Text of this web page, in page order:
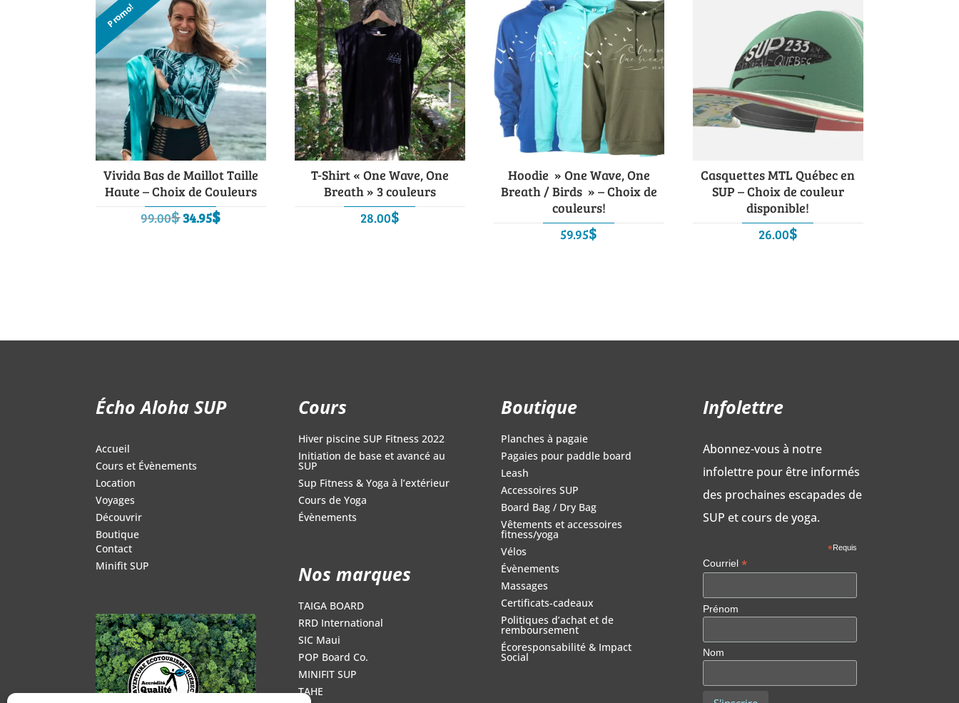
Promo!
Vivida Bas de Maillot Taille
Haute – Choix de Couleurs
99.00$Le
34.95$Le
T-Shirt « One Wave, One
Breath » 3 couleurs
28.00$
Hoodie » One Wave, One
Breath / Birds » – Choix de
couleurs!
59.95$
Casquettes MTL Québec en
SUP – Choix de couleur
disponible!
26.00$
Écho Aloha SUP
Accueil
Cours et Évènements
Location
Voyages
Découvrir
Boutique
Contact
Minifit SUP
Cours
Hiver piscine SUP Fitness 2022
Initiation de base et avancé au
SUP
Sup Fitness & Yoga à l’extérieur
Cours de Yoga
Évènements
Nos marques
TAIGA BOARD
RRD International
SIC Maui
POP Board Co.
MINIFIT SUP
TAHE
Boutique
Planches à pagaie
Pagaies pour paddle board
Leash
Accessoires SUP
Board Bag / Dry Bag
Vêtements et accessoires
fitness/yoga
Vélos
Évènements
Massages
Certificats-cadeaux
Politiques d’achat et de
remboursement
Écoresponsabilité & Impact
Social
Infolettre
Abonnez-vous à notre
infolettre pour être informés
des prochaines escapades de
SUP et cours de yoga.
*Requis
Courriel*
Prénom
Nom